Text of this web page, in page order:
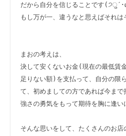
だから自分を信じることです
もし万が一、違うなと思えばそれは
まおの考えは、
決して安くないお金(現在の最低賃
足りない額)を支払って、自分の限
て、初めましての方であれば今まで
強さの勇気をもって期待を胸に逢い
そんな思いをして、たくさんのお